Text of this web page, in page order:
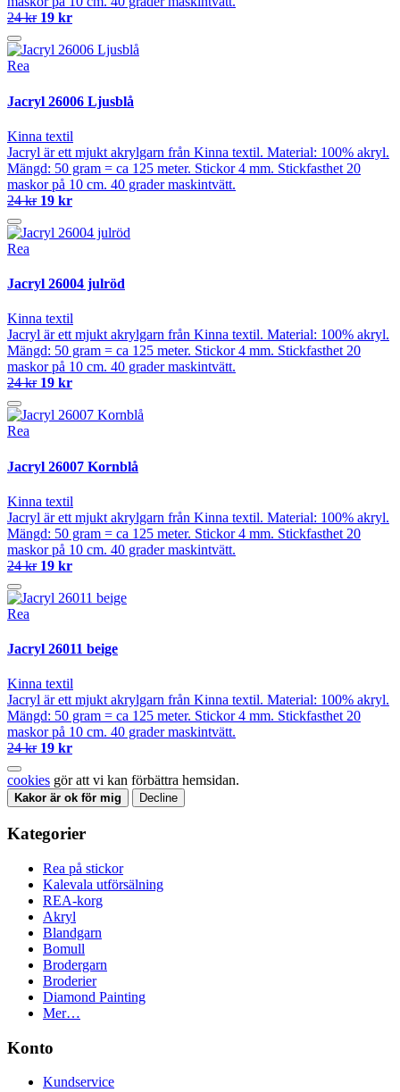
24 kr 19 kr
Rea
Jacryl 26006 Ljusblå
Kinna textil
Jacryl är ett mjukt akrylgarn från Kinna textil. Material: 100% akryl.
Mängd: 50 gram = ca 125 meter. Stickor 4 mm. Stickfasthet 20
maskor på 10 cm. 40 grader maskintvätt.
24 kr 19 kr
Rea
Jacryl 26004 julröd
Kinna textil
Jacryl är ett mjukt akrylgarn från Kinna textil. Material: 100% akryl.
Mängd: 50 gram = ca 125 meter. Stickor 4 mm. Stickfasthet 20
maskor på 10 cm. 40 grader maskintvätt.
24 kr 19 kr
Rea
Jacryl 26007 Kornblå
Kinna textil
Jacryl är ett mjukt akrylgarn från Kinna textil. Material: 100% akryl.
Mängd: 50 gram = ca 125 meter. Stickor 4 mm. Stickfasthet 20
maskor på 10 cm. 40 grader maskintvätt.
24 kr 19 kr
Rea
Jacryl 26011 beige
Kinna textil
Jacryl är ett mjukt akrylgarn från Kinna textil. Material: 100% akryl.
Mängd: 50 gram = ca 125 meter. Stickor 4 mm. Stickfasthet 20
maskor på 10 cm. 40 grader maskintvätt.
24 kr 19 kr
cookies gör att vi kan förbättra hemsidan.
Kakor är ok för mig Decline
Kategorier
Rea på stickor
Kalevala utförsälning
REA-korg
Akryl
Blandgarn
Bomull
Brodergarn
Broderier
Diamond Painting
Mer…
Konto
Kundservice